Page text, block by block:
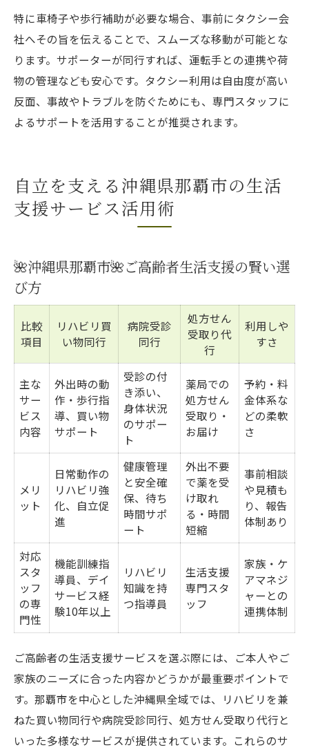
特に車椅子や歩行補助が必要な場合、事前にタクシー会
社へその旨を伝えることで、スムーズな移動が可能とな
ります。サポーターが同行すれば、運転手との連携や荷
物の管理なども安心です。タクシー利用は自由度が高い
反面、事故やトラブルを防ぐためにも、専門スタッフに
よるサポートを活用することが推奨されます。
自立を支える沖縄県那覇市の生活
支援サービス活用術
🌺沖縄県那覇市🌺ご高齢者生活支援の賢い選
び方
比較
項目
リハビリ買
い物同行
病院受診
同行
処方せん
受取り代
行
利用しや
すさ
主な
サー
ビス
内容
外出時の動
作・歩行指
導、買い物
サポート
受診の付
き添い、
身体状況
のサポー
ト
薬局での
処方せん
受取り・
お届け
予約・料
金体系な
どの柔軟
さ
メリ
ット
日常動作の
リハビリ強
化、自立促
進
健康管理
と安全確
保、待ち
時間サポ
ート
外出不要
で薬を受
け取れ
る・時間
短縮
事前相談
や見積も
り、報告
体制あり
対応
スタ
ッフ
の専
門性
機能訓練指
導員、デイ
サービス経
験10年以上
リハビリ
知識を持
つ指導員
生活支援
専門スタ
ッフ
家族・ケ
アマネジ
ャーとの
連携体制
ご高齢者の生活支援サービスを選ぶ際には、ご本人やご
家族のニーズに合った内容かどうかが最重要ポイントで
す。那覇市を中心とした沖縄県全域では、リハビリを兼
ねた買い物同行や病院受診同行、処方せん受取り代行と
いった多様なサービスが提供されています。これらのサ